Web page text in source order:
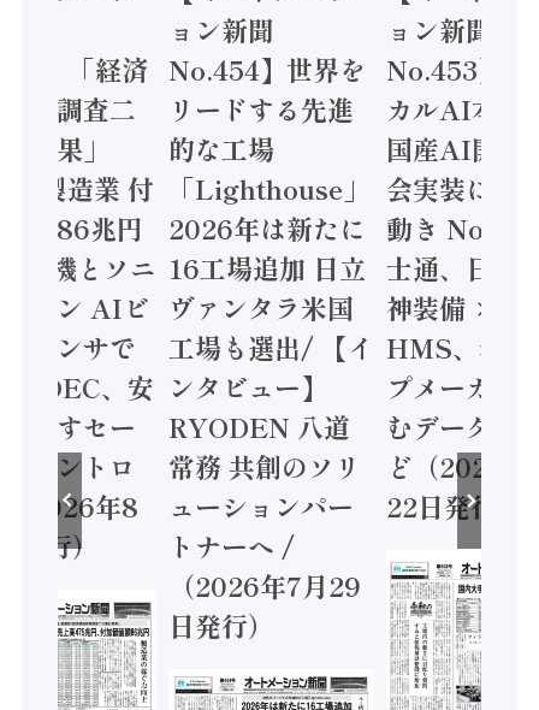
】「経済
態調査二
結果」
年製造業 付
額86兆円
電機とソニ
コン AIビ
センサで
/ IDEC、安
かすセー
コントロ
2026年8
発行）
ョン新聞
No.454】世界を
リードする先進
的な工場
「Lighthouse」
2026年は新たに
16工場追加 日立
ヴァンタラ米国
工場も選出/ 【イ
ンタビュー】
RYODEN 八道
常務 共創のソリ
ューションパー
トナーへ /
（2026年7月29
日発行）
ョン新聞
No.453】フ
カルAI本格
国産AI開発
会実装に活
動き
士通、日立
神装備 ×
HMS、老舗
プメーカー
むデータ活
ど（2026年
22日発行）